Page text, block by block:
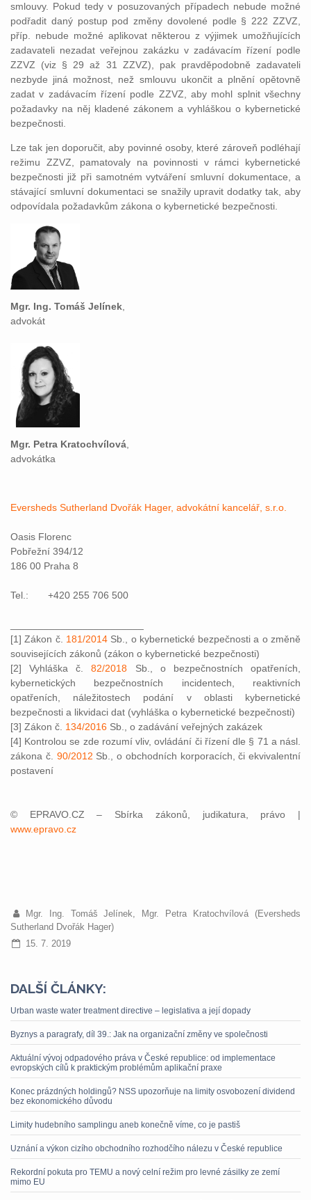
smlouvy. Pokud tedy v posuzovaných případech nebude možné
podřadit daný postup pod změny dovolené podle § 222 ZZVZ,
příp. nebude možné aplikovat některou z výjimek umožňujících
zadavateli nezadat veřejnou zakázku v zadávacím řízení podle
ZZVZ (viz § 29 až 31 ZZVZ), pak pravděpodobně zadavateli
nezbyde jiná možnost, než smlouvu ukončit a plnění opětovně
zadat v zadávacím řízení podle ZZVZ, aby mohl splnit všechny
požadavky na něj kladené zákonem a vyhláškou o kybernetické
bezpečnosti.
Lze tak jen doporučit, aby povinné osoby, které zároveň podléhají
režimu ZZVZ, pamatovaly na povinnosti v rámci kybernetické
bezpečnosti již při samotném vytváření smluvní dokumentace, a
stávající smluvní dokumentaci se snažily upravit dodatky tak, aby
odpovídala požadavkům zákona o kybernetické bezpečnosti.
Mgr. Ing. Tomáš Jelínek
advokát
Mgr. Petra Kratochvílová
advokátka
Eversheds Sutherland Dvořák Hager, advokátní kancelář, s.r.o.
Oasis Florenc
Pobřežní 394/12
186 00 Praha 8
Tel.: +420 255 706 500
[1] Zákon č. 181/2014Sb., o kybernetické bezpečnosti a o změně
souvisejících zákonů (zákon o kybernetické bezpečnosti)
[2] Vyhláška č.82/2018 Sb., o bezpečnostních opatřeních,
kybernetických bezpečnostních incidentech, reaktivních
opatřeních, náležitostech podání v oblasti kybernetické
bezpečnosti a likvidaci dat (vyhláška o kybernetické bezpečnosti)
[3] Zákon č. 134/2016 Sb., o zadávání veřejných zakázek
[4] Kontrolou se zde rozumí vliv, ovládání či řízení dle § 71 a násl.
zákona č. 90/2012 Sb., o obchodních korporacích, či ekvivalentní
postavení
© EPRAVO.CZ – Sbírka zákonů, judikatura, právo |
www.epravo.cz
Mgr. Ing. Tomáš Jelínek, Mgr. Petra Kratochvílová (Eversheds
Sutherland Dvořák Hager)
15. 7. 2019
DALŠÍ ČLÁNKY:
Urban waste water treatment directive – legislativa a její dopady
Byznys a paragrafy, díl 39.: Jak na organizační změny ve společnosti
Aktuální vývoj odpadového práva v České republice: od implementace
evropských cílů k praktickým problémům aplikační praxe
Konec prázdných holdingů? NSS upozorňuje na limity osvobození dividend
bez ekonomického důvodu
Limity hudebního samplingu aneb konečně víme, co je pastiš
Uznání a výkon cizího obchodního rozhodčího nálezu v České republice
Rekordní pokuta pro TEMU a nový celní režim pro levné zásilky ze zemí
mimo EU